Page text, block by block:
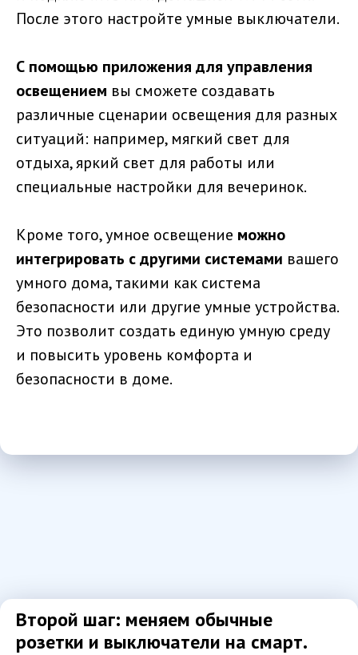
После этого настройте умные выключатели.
С помощью приложения для управления
освещением вы сможете создавать
различные сценарии освещения для разных
ситуаций: например, мягкий свет для
отдыха, яркий свет для работы или
специальные настройки для вечеринок.
Кроме того, умное освещение можно
интегрировать с другими системами вашего
умного дома, такими как система
безопасности или другие умные устройства.
Это позволит создать единую умную среду
и повысить уровень комфорта и
безопасности в доме.
Второй шаг: меняем обычные
розетки и выключатели на смарт.